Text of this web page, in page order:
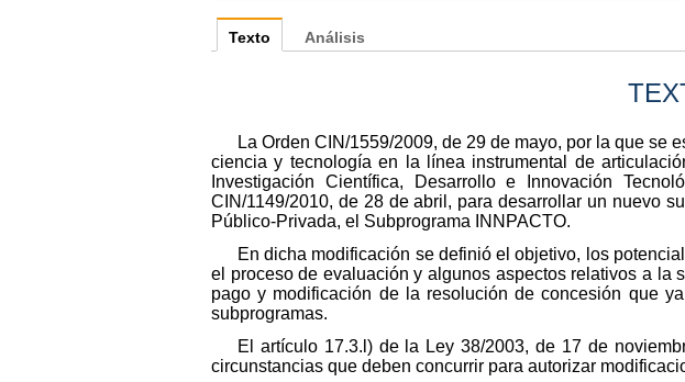
Texto
La Orden CIN/1559/2009, de 29 de mayo, por la que
ciencia y tecnología en la línea instrumental de
Investigación Científica, Desarrollo e Innovación
CIN/1149/2010, de 28 de abril, para desarrollar un nuevo
Público-Privada, el Subprograma INNPACTO.
En dicha modificación se definió el objetivo, los
el proceso de evaluación y algunos aspectos relativos a la
pago y modificación de la resolución de concesión que
subprogramas.
El artículo 17.3.l) de la Ley 38/2003, de 17 de
circunstancias que deben concurrir para autorizar
Análisis